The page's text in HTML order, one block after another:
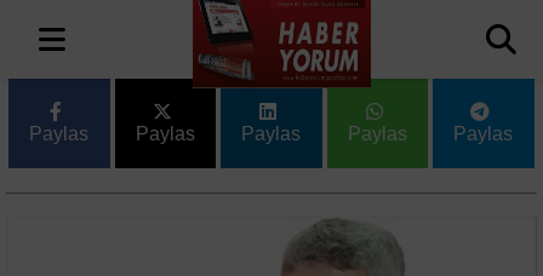
Paylas Paylas Paylas Paylas Paylas